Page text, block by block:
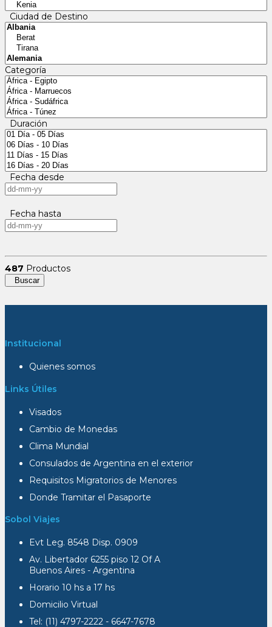
Ciudad de Destino
Categoría
Duración
Fecha desde
Fecha hasta
487 Productos
Buscar
Institucional
Quienes somos
Links Útiles
Visados
Cambio de Monedas
Clima Mundial
Consulados de Argentina en el exterior
Requisitos Migratorios de Menores
Donde Tramitar el Pasaporte
Sobol Viajes
Evt Leg. 8548 Disp. 0909
Av. Libertador 6255 piso 12 Of A
Buenos Aires - Argentina
Horario 10 hs a 17 hs
Domicilio Virtual
Tel: (11) 4797-2222 - 6647-7678